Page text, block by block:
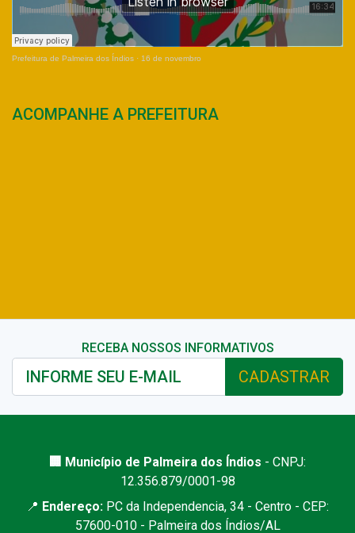
Prefeitura de Palmeira dos Índios · 16 de novembro
ACOMPANHE A PREFEITURA
RECEBA NOSSOS INFORMATIVOS
CADASTRAR
🏢 Município de Palmeira dos Índios - CNPJ:
12.356.879/0001-98
📍 Endereço: PC da Independencia, 34 - Centro - CEP:
57600-010 - Palmeira dos Índios/AL